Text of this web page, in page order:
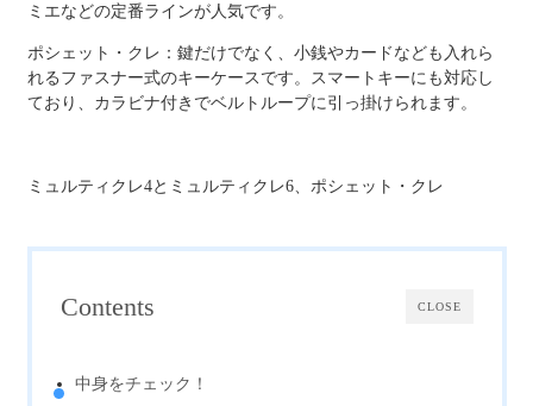
ミエなどの定番ラインが人気です。
ポシェット・クレ：鍵だけでなく、小銭やカードなども入れら
れるファスナー式のキーケースです。スマートキーにも対応し
ており、カラビナ付きでベルトループに引っ掛けられます。
ミュルティクレ4とミュルティクレ6、ポシェット・クレ
CLOSE
Contents
中身をチェック！